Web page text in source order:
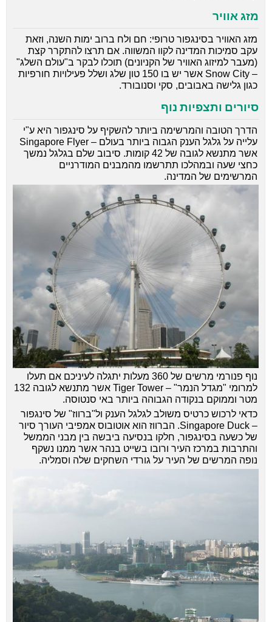
מזג אוויר
מזג האוויר בסינגפור טרופי: חם ולח ברוב ימות השנה, וזאת
עקב סמיכות המדינה לקוו המשווה. אם תרצו להתקרר קצת
(מעבר למיזוג האוויר של הקניונים) תוכלו לבקר ב"עולם השלג"
– Snow City אשר יש בו 150 טון שלג ושלל פעילויות חורפיות
כגון גלישה באבובים, סקי וסנובורד.
סיורים ותצפיות נוף
הדרך הטובה והמרשימה ביותר להשקיף על סינגפור היא ע"י
עלייה על גלגל הענק הגבוה ביותר בעולם – Singapore Flyer
אשר מתנשא לגובה של 42 קומות. סיבוב שלם בגלגל נמשך
כחצי שעה ובמהלכו תתרשמו מהמבנים המודרניים
המרשימים של המדינה.
נוף פנורמי מרשים של 360 מעלות יתגלה לעיניכם אם תעלו
למרומי "מגדל הנמר" – Tiger Tower אשר מתנשא לגובה 132
מטר וממוקם בנקודה הגבוהה ביותר באי סנטוסה.
כדאי לרכוש כרטיס משולב לגלגל הענק ול"ברווז" של סינגפור
– Singapore Duck. הברווז הוא אוטובוס אמפיבי העורך סיור
של כשעה בסינגפור, חלקו בנסיעה ביבשה בין מבני הממשל
והתרבות במרכז העיר ורובו בשייט בנהר אשר ממנו נשקף
נופה המרשים של העיר על גורדי השחקים שלה וסמליה.